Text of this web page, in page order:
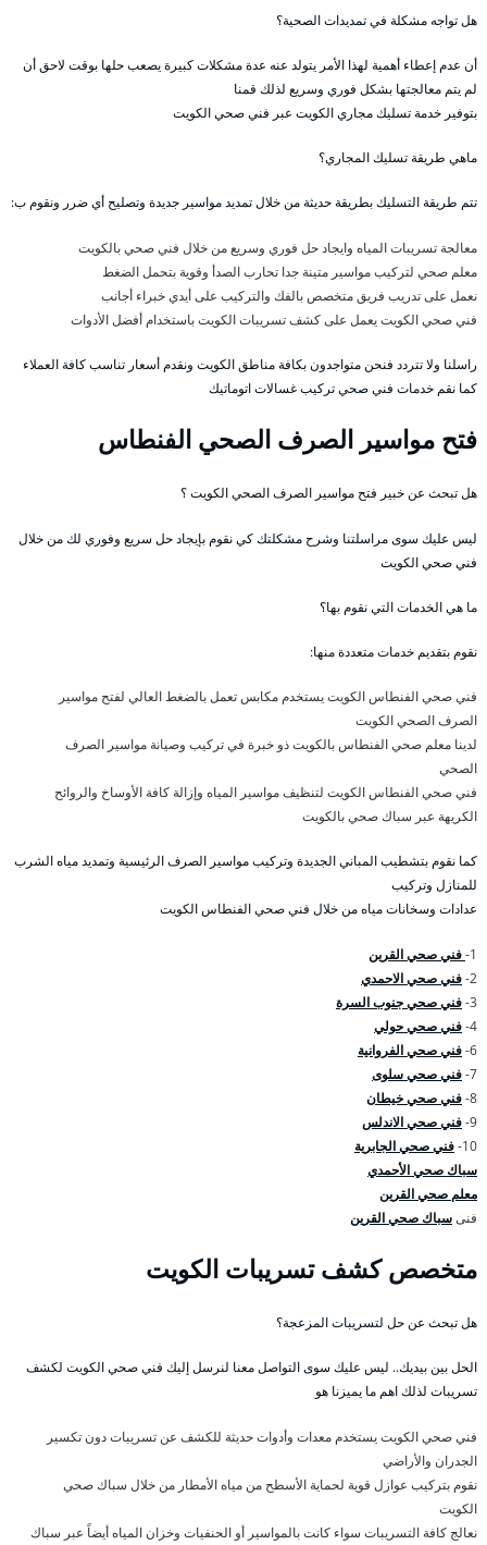
هل تواجه مشكلة في تمديدات الصحية؟
أن عدم إعطاء أهمية لهذا الأمر يتولد عنه عدة مشكلات كبيرة يصعب حلها بوقت لاحق أن
لم يتم معالجتها بشكل فوري وسريع لذلك قمنا
بتوفير خدمة تسليك مجاري الكويت عبر فني صحي الكويت
ماهي طريقة تسليك المجاري؟
تتم طريقة التسليك بطريقة حديثة من خلال تمديد مواسير جديدة وتصليح أي ضرر ونقوم ب:
معالجة تسريبات المياه وايجاد حل فوري وسريع من خلال فني صحي بالكويت
معلم صحي لتركيب مواسير متينة جدا تحارب الصدأ وقوية بتحمل الضغط
نعمل على تدريب فريق متخصص بالفك والتركيب على أيدي خبراء أجانب
فني صحي الكويت يعمل على كشف تسريبات الكويت باستخدام أفضل الأدوات
راسلنا ولا تتردد فنحن متواجدون بكافة مناطق الكويت ونقدم أسعار تناسب كافة العملاء
كما نقم خدمات فني صحي تركيب غسالات اتوماتيك
فتح مواسير الصرف الصحي الفنطاس
هل تبحث عن خبير فتح مواسير الصرف الصحي الكويت ؟
ليس عليك سوى مراسلتنا وشرح مشكلتك كي نقوم بإيجاد حل سريع وفوري لك من خلال
فني صحي الكويت
ما هي الخدمات التي نقوم بها؟
نقوم بتقديم خدمات متعددة منها:
فني صحي الفنطاس الكويت يستخدم مكابس تعمل بالضغط العالي لفتح مواسير
الصرف الصحي الكويت
لدينا معلم صحي الفنطاس بالكويت ذو خبرة في تركيب وصيانة مواسير الصرف
الصحي
فني صحي الفنطاس الكويت لتنظيف مواسير المياه وإزالة كافة الأوساخ والروائح
الكريهة عبر سباك صحي بالكويت
كما نقوم بتشطيب المباني الجديدة وتركيب مواسير الصرف الرئيسية وتمديد مياه الشرب
للمنازل وتركيب
عدادات وسخانات مياه من خلال فني صحي الفنطاس الكويت
1- فني صحي القرين
2- فني صحي الاحمدي
3- فني صحي جنوب السرة
4- فني صحي حولي
6- فني صحي الفروانية
7- فني صحي سلوى
8- فني صحي خيطان
9- فني صحي الاندلس
10- فني صحي الجابرية
سباك صحي الأحمدي
معلم صحي القرين
فنىسباك صحي القرين
متخصص كشف تسريبات الكويت
هل تبحث عن حل لتسريبات المزعجة؟
الحل بين بيديك.. ليس عليك سوى التواصل معنا لنرسل إليك فني صحي الكويت لكشف
تسريبات لذلك اهم ما يميزنا هو
فني صحي الكويت يستخدم معدات وأدوات حديثة للكشف عن تسريبات دون تكسير
الجدران والأراضي
نقوم بتركيب عوازل قوية لحماية الأسطح من مياه الأمطار من خلال سباك صحي
الكويت
نعالج كافة التسريبات سواء كانت بالمواسير أو الحنفيات وخزان المياه أيضاً عبر سباك